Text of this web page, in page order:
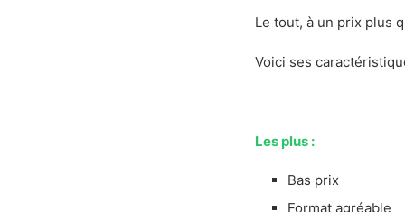
Les plus
Les moins
Notre méthode
Quel format
Est-ce que
Le tout, à un prix plus
Voici ses
Les plus :
Bas prix
Format agréable